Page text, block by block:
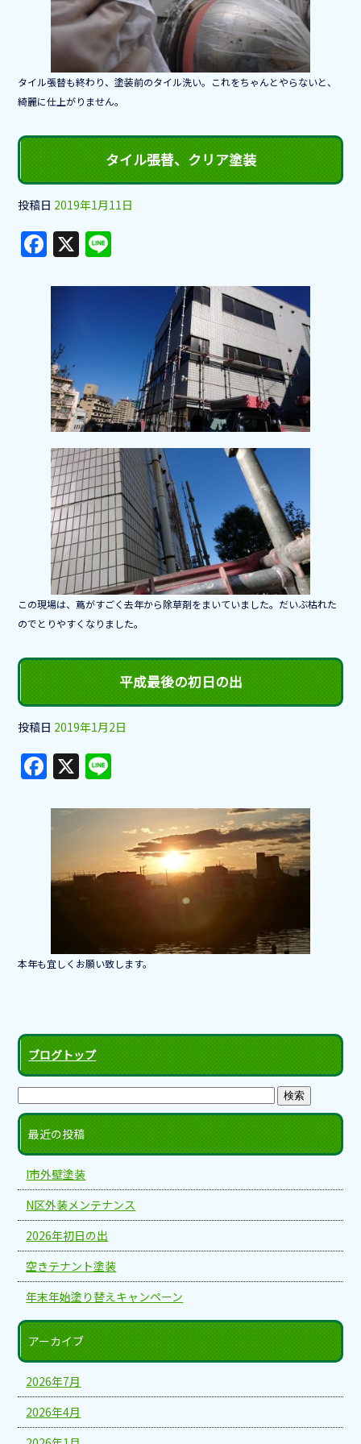
タイル張替も終わり、塗装前のタイル洗い。これをちゃんとやらないと、
綺麗に仕上がりません。
タイル張替、クリア塗装
投稿日 2019年1月11日
F
a
c
e
b
o
o
k
X
e
この現場は、蔦がすごく去年から除草剤をまいていました。だいぶ枯れた
のでとりやすくなりました。
平成最後の初日の出
投稿日 2019年1月2日
F
a
c
b
o
k
X
e
本年も宜しくお願い致します。
ブログトップ
最近の投稿
I市外壁塗装
N区外装メンテナンス
2026年初日の出
空きテナント塗装
年末年始塗り替えキャンペーン
アーカイブ
2026年7月
2026年4月